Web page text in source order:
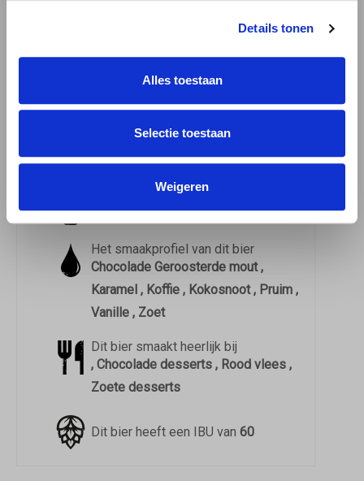
Details tonen
Alles toestaan
Selectie toestaan
Weigeren
4.12 / 5
Dit bier heeft op Untappd een4.12
gemiddeld uit39.025beoordelingen
Dit bier drink je het beste uit een
Stoutglas
Het smaakprofiel van dit bier
Chocolade Geroosterde mout ,
Karamel , Koffie , Kokosnoot , Pruim ,
Vanille , Zoet
Dit bier smaakt heerlijk bij
, Chocolade desserts , Rood vlees ,
Zoete desserts
Dit bier heeft een IBU van 60